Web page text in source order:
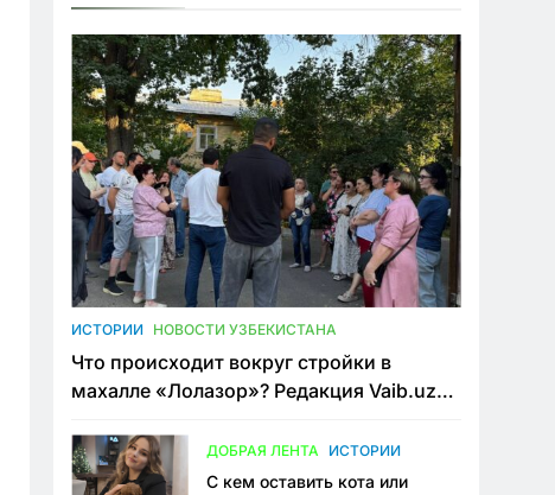
ИСТОРИИ НОВОСТИ УЗБЕКИСТАНА
Что происходит вокруг стройки в
махалле «Лолазор»? Редакция Vaib.uz
конфликта
ДОБРАЯ ЛЕНТА ИСТОРИИ
С кем оставить кота или